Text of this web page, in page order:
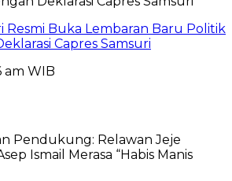
Resmi Buka Lembaran Baru Politik
Capres Samsuri
am WIB